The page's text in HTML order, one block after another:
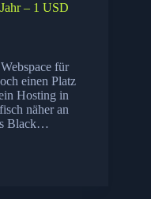
– 1 USD
für
einen Platz
Hosting in
näher an
Black…